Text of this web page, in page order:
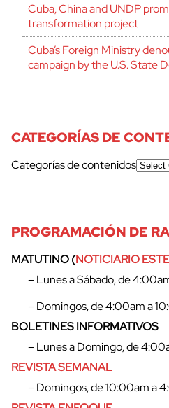
Cuba, China and UNDP
transformation project
Cuba’s Foreign Ministry
campaign by the U.S. State
CATEGORÍAS DE
Categorías de contenidos
PROGRAMACIÓN DE
MATUTINO (NOTICIARIO
– Lunes a Sábado, de
– Domingos, de 4:00am a
BOLETINES INFORMATIVOS
– Lunes a Domingo, de
REVISTA SEMANAL
– Domingos, de 10:00am a